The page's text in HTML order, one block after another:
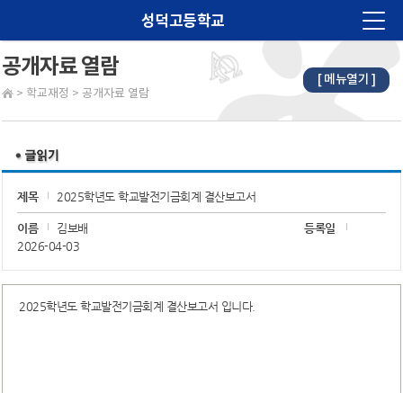
성덕고등학교
교육계획
공개자료 열람
> 학교재정 >공개자료 열람
[ 메뉴열기 ]
제목 2025학년도 학교발전기금회계 결산보고서
이름 김보배
등록일
2026-04-03
2025학년도 학교발전기금회계 결산보고서 입니다.